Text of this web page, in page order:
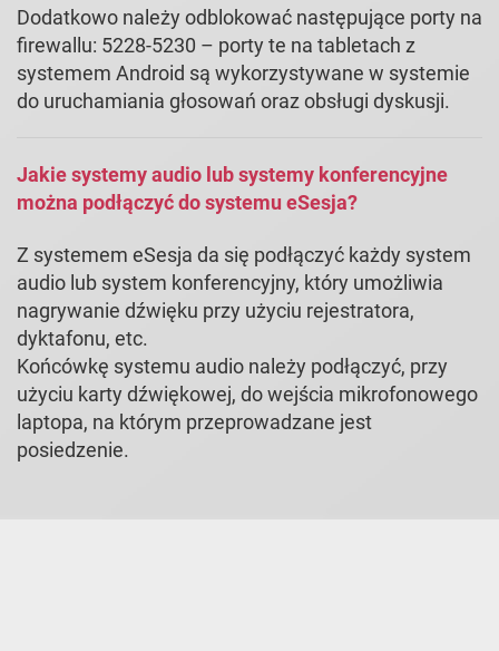
Dodatkowo należy odblokować następujące porty na
firewallu: 5228-5230 – porty te na tabletach z
systemem Android są wykorzystywane w systemie
do uruchamiania głosowań oraz obsługi dyskusji.
Jakie systemy audio lub systemy konferencyjne
można podłączyć do systemu eSesja?
Z systemem eSesja da się podłączyć każdy system
audio lub system konferencyjny, który umożliwia
nagrywanie dźwięku przy użyciu rejestratora,
dyktafonu, etc.
Końcówkę systemu audio należy podłączyć, przy
użyciu karty dźwiękowej, do wejścia mikrofonowego
laptopa, na którym przeprowadzane jest
posiedzenie.